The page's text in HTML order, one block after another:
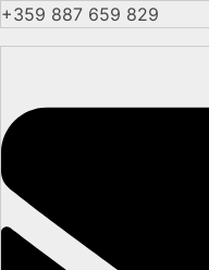
+359 887 659 829